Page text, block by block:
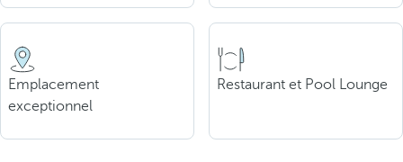
Emplacement
exceptionnel
Restaurant et Pool Lounge